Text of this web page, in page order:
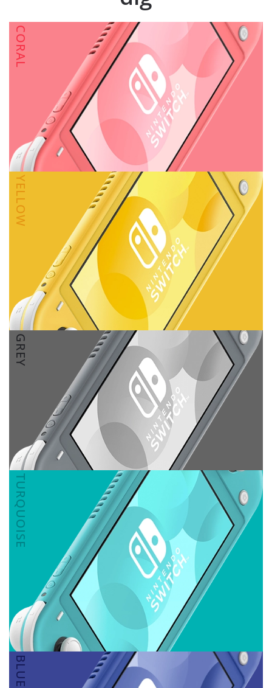
CORAL
YELLOW
GREY
TURQUOISE
BLUE